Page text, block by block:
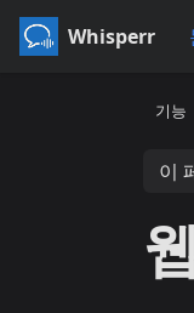
Whisperr
기능
이